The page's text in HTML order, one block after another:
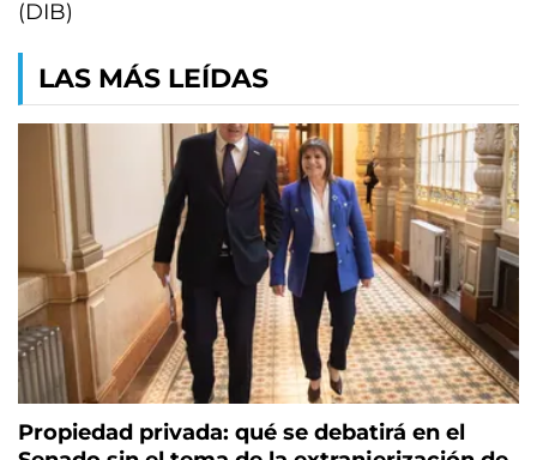
(DIB)
LAS MÁS LEÍDAS
Propiedad privada: qué se debatirá en el